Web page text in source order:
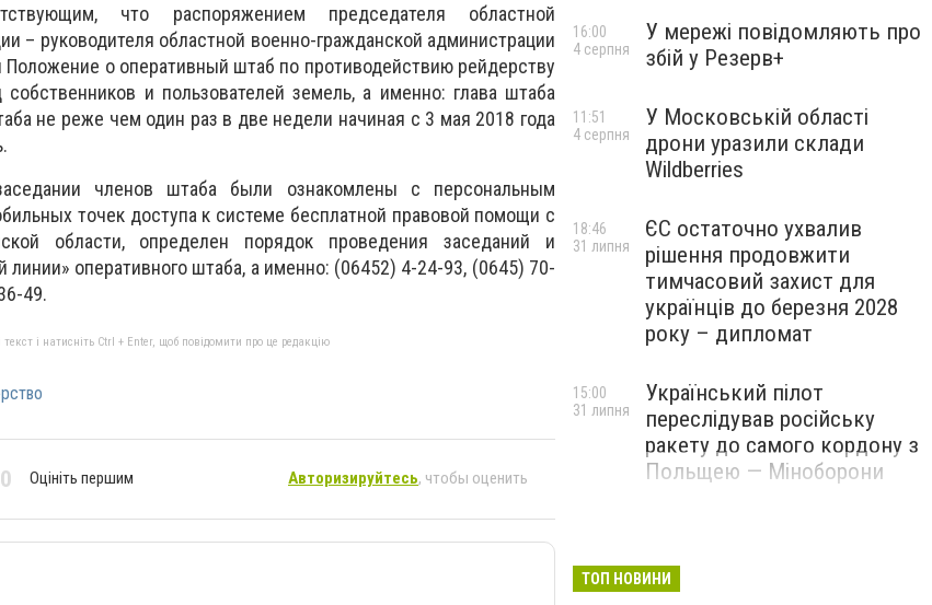
что распоряжением председателя областной
– руководителя областной военно-гражданской администрации
о оперативный штаб по противодействию рейдерству
и пользователей земель, а именно: глава штаба
не реже чем один раз в две недели начиная с 3 мая 2018 года
членов штаба были ознакомлены с персональным
точек доступа к системе бесплатной правовой помощи с
области, определен порядок проведения заседаний и
линии» оперативного штаба, а именно: (06452) 4-24-93, (0645) 70-
49.
і натисніть Ctrl + Enter, щоб повідомити про це редакцію
Оцініть першим Авторизируйтесь, чтобы оценить
У мережі повідомляють про
збій у Резерв+
16:00
4 серпня
У Московській області
дрони уразили склади
Wildberries
11:51
4 серпня
ЄС остаточно ухвалив
рішення продовжити
тимчасовий захист для
українців до березня 2028
року – дипломат
18:46
31 липня
Український пілот
переслідував російську
ракету до самого кордону з
Польщею — Міноборони
15:00
31 липня
ТОП НОВИНИ